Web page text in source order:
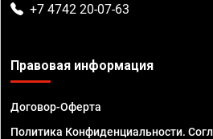
+7 4742 20-07-63
Правовая информация
Договор-Оферта
Политика Конфиденциальности.